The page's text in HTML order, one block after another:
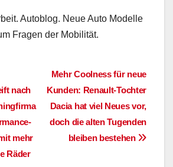
Autoblog. Neue Auto Modelle
Fragen der Mobilität.
Mehr Coolness für neue
Kunden: Renault-Tochter
Dacia hat viel Neues vor,
doch die alten Tugenden
bleiben bestehen
nach
mehr
Räder